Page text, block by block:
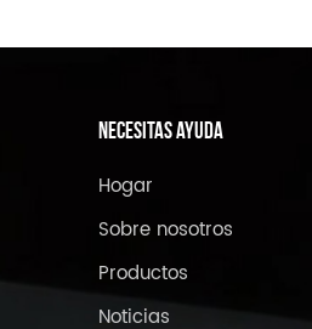
NECESITAS AYUDA
Hogar
Sobre nosotros
Productos
Noticias